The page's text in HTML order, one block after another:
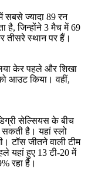
सबसे ज्यादा 89 रन
है, जिन्होंने 3 मैच में 69
तीसरे स्थान पर हैं।
केर पहले और शिखा
आउट किया। वहीं,
सेल्सियस के बीच
सकती है। यहां स्लो
टॉस जीतने वाली टीम
यहां हुए 13 टी-20 में
रहा है।